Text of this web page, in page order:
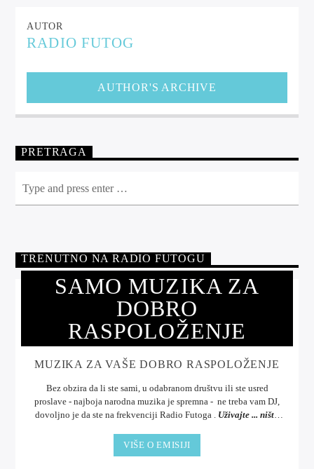
RADIO FUTOG KRAJINA
AUTOR
RADIO FUTOG
AUTHOR'S ARCHIVE
PRETRAGA
TRENUTNO NA RADIO FUTOGU
SAMO MUZIKA ZA
DOBRO
RASPOLOŽENJE
MUZIKA ZA VAŠE DOBRO RASPOLOŽENJE
Bez obzira da li ste sami, u odabranom društvu ili ste usred
proslave - najboja narodna muzika je spremna - ne treba vam DJ,
dovoljno je da ste na frekvenciji Radio Futoga . Uživajte ... ništa
VIŠE O EMISIJI